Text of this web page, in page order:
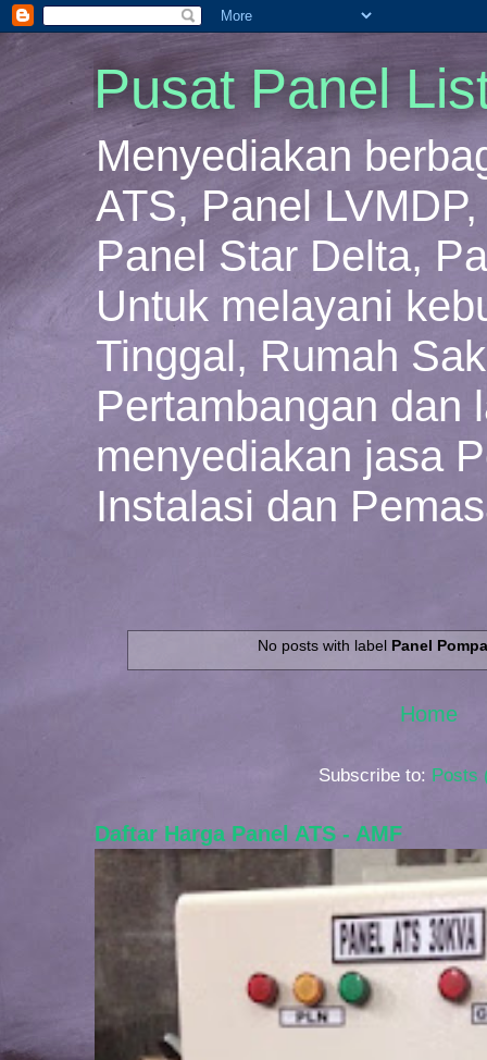
Pusat Panel
Menyediakan
ATS, Panel
Panel Star Delta,
Untuk melayani
Tinggal, Rumah
Pertambangan dan
menyediakan jasa
Instalasi dan
No posts with label Panel Pompa
Home
Subscribe to: Posts
Daftar Harga Panel ATS - AMF